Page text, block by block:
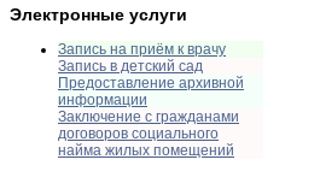
Электронные услуги
Запись на приём к врачу
Запись в детский сад
Предоставление архивной
информации
Заключение с гражданами
договоров социального
найма жилых помещений